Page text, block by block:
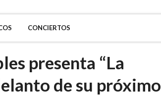
CONCIERTOS
presenta “La
de su próximo